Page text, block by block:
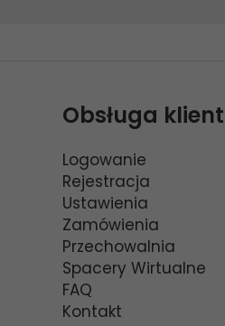
Obsługa
Logowanie
Rejestracja
Ustawienia
Zamówienia
Przechowalnia
Spacery Wirtualne
FAQ
Kontakt